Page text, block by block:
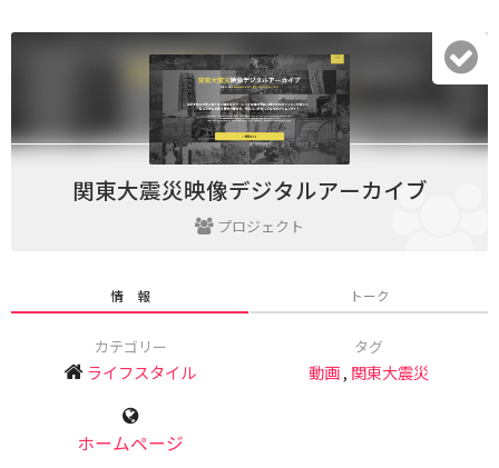
関東大震災映像デジタルアーカイブ
プロジェクト
情 報 トーク
カテゴリー
ライフスタイル
タグ
動画, 関東大震災
ホームページ